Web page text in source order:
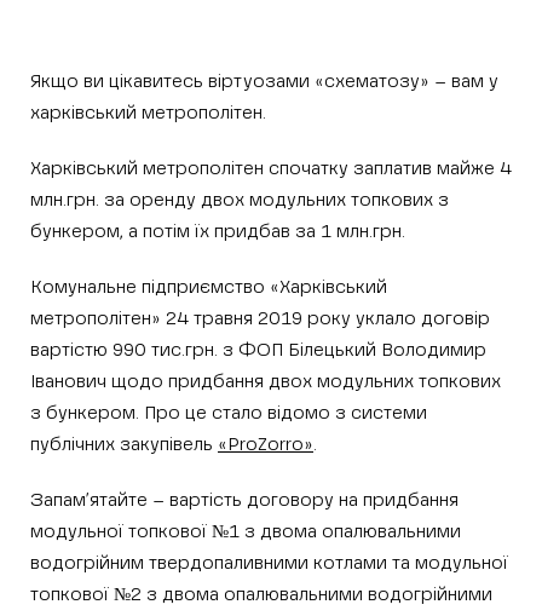
Якщо ви цікавитесь віртуозами «схематозу» – вам у
харківський метрополітен.
Харківський метрополітен спочатку заплатив майже 4
млн.грн. за оренду двох модульних топкових з
бункером, а потім їх придбав за 1 млн.грн.
Комунальне підприємство «Харківський
метрополітен» 24 травня 2019 року уклало договір
вартістю 990 тис.грн. з ФОП Білецький Володимир
Іванович щодо придбання двох модульних топкових
з бункером. Про це стало відомо з системи
публічних закупівель «ProZorro».
Запам’ятайте – вартість договору на придбання
модульної топкової №1 з двома опалювальними
водогрійним твердопаливними котлами та модульної
топкової №2 з двома опалювальними водогрійними